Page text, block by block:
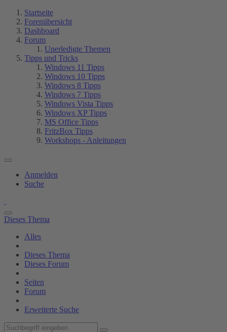
Startseite
Forenübersicht
Dashboard
Forum
Unerledigte Themen
Tipps und Tricks
Windows 11 Tipps
Windows 10 Tipps
Windows 8 Tipps
Windows 7 Tipps
Windows Vista Tipps
Windows XP Tipps
MS Office Tipps
FritzBox Tipps
Workshops - Anleitungen
Anmelden
Suche
Dieses Thema
Alles
Dieses Thema
Dieses Forum
Seiten
Forum
Erweiterte Suche